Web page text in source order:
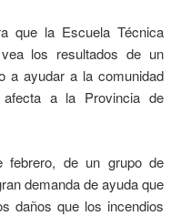
que la Escuela Técnica
los resultados de un
a ayudar a la comunidad
a la Provincia de
febrero, de un grupo de
demanda de ayuda que
daños que los incendios